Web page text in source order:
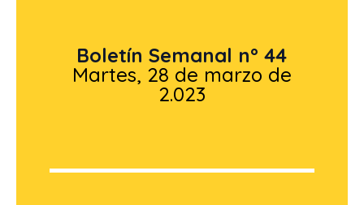
Boletín Semanal nº 44
Martes, 28 de marzo de
2.023